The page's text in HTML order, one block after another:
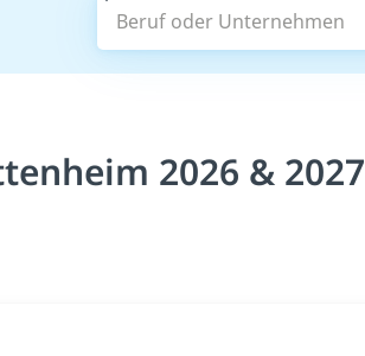
2026 & 2027